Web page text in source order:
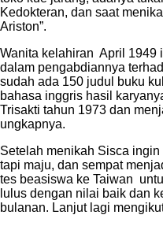
Kedokteran, dan saat
Ariston”.
Wanita kelahiran April 1949
dalam pengabdiannya
sudah ada 150 judul buku
bahasa inggris hasil
Trisakti tahun 1973 dan
ungkapnya.
Setelah menikah Sisca
tapi maju, dan sempat
tes beasiswa ke Taiwan
lulus dengan nilai baik dan
bulanan. Lanjut lagi